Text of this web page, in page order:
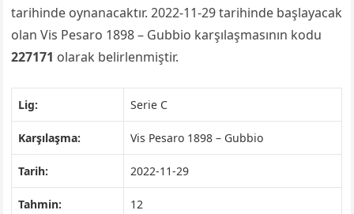
tarihinde oynanacaktır. 2022-11-29 tarihinde başlayacak
olan Vis Pesaro 1898 – Gubbio karşılaşmasının kodu
227171 olarak belirlenmiştir.
Lig: Serie C
Karşılaşma: Vis Pesaro 1898 – Gubbio
Tarih: 2022-11-29
Tahmin: 12